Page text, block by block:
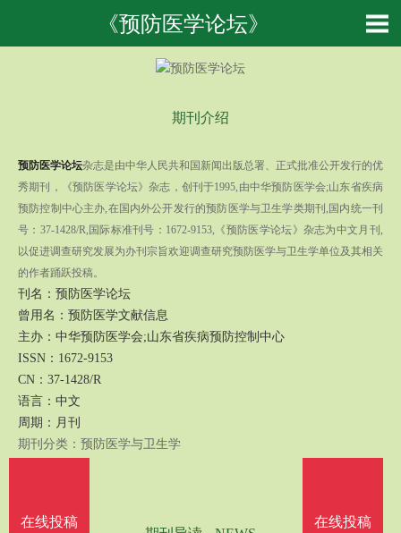
《预防医学论坛》
期刊介绍
预防医学论坛杂志是由中华人民共和国新闻出版总署、正式批准公开发行的优
秀期刊，《预防医学论坛》杂志，创刊于1995,由中华预防医学会;山东省疾病
预防控制中心主办,在国内外公开发行的预防医学与卫生学类期刊,国内统一刊
号：37-1428/R,国际标准刊号：1672-9153,《预防医学论坛》杂志为中文月刊,
以促进调查研究发展为办刊宗旨欢迎调查研究预防医学与卫生学单位及其相关
的作者踊跃投稿。
刊名：预防医学论坛
曾用名：预防医学文献信息
主办：中华预防医学会;山东省疾病预防控制中心
ISSN：1672-9153
CN：37-1428/R
语言：中文
周期：月刊
期刊分类：预防医学与卫生学
在线投稿
在线投稿